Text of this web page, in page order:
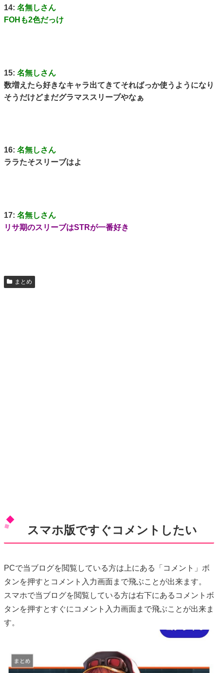
14: 名無しさん
FOHも2色だっけ
15: 名無しさん
数増えたら好きなキャラ出てきてそればっか使うようになり
そうだけどまだグラマススリーブやなぁ
16: 名無しさん
ララたそスリーブはよ
17: 名無しさん
リサ期のスリーブはSTRが一番好き
まとめ
スマホ版ですぐコメントしたい
PCで当ブログを閲覧している方は上にある「コメント」ボ
タンを押すとコメント入力画面まで飛ぶことが出来ます。
スマホで当ブログを閲覧している方は右下にあるコメントボ
タンを押すとすぐにコメント入力画面まで飛ぶことが出来ま
す。